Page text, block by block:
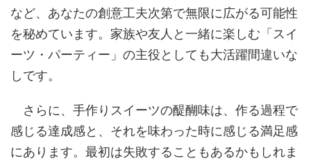
など、あなたの創意工夫次第で無限に広がる可能性
を秘めています。家族や友人と一緒に楽しむ「スイ
ーツ・パーティー」の主役としても大活躍間違いな
しです。
さらに、手作りスイーツの醍醐味は、作る過程で
感じる達成感と、それを味わった時に感じる満足感
にあります。最初は失敗することもあるかもしれま